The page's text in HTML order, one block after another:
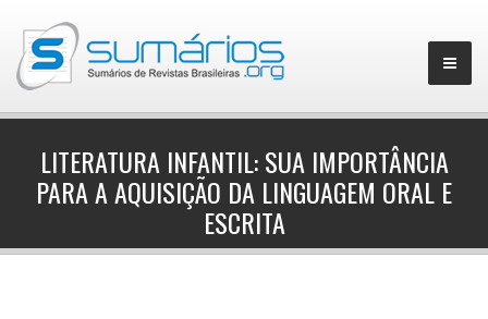
▼
LITERATURA INFANTIL: SUA IMPORTÂNCIA
PARA A AQUISIÇÃO DA LINGUAGEM ORAL E
ESCRITA